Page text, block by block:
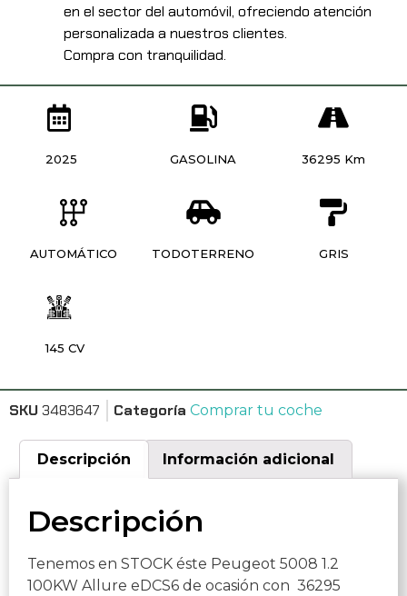
en el sector del automóvil, ofreciendo atención
personalizada a nuestros clientes.
Compra con tranquilidad.
2025 GASOLINA 36295 Km
AUTOMÁTICO TODOTERRENO GRIS
145 CV
SKU 3483647 Categoría Comprar tu coche
Descripción Información adicional
Descripción
Tenemos en STOCK éste Peugeot 5008 1.2
100KW Allure eDCS6 de ocasión con 36295